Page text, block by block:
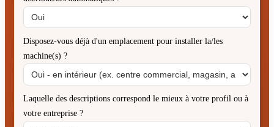
Disposez-vous déjà d'un emplacement pour installer la/les
machine(s) ?
Laquelle des descriptions correspond le mieux à votre profil ou à
votre entreprise ?